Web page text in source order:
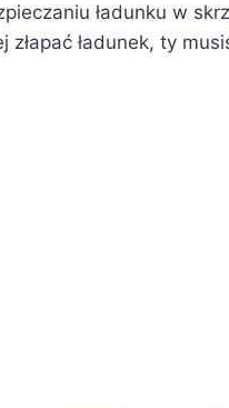
ładunku w
ładunek, ty